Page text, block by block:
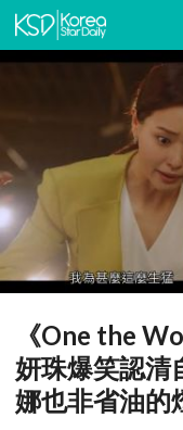
《One the
妍珠爆笑認清
娜也非省油的